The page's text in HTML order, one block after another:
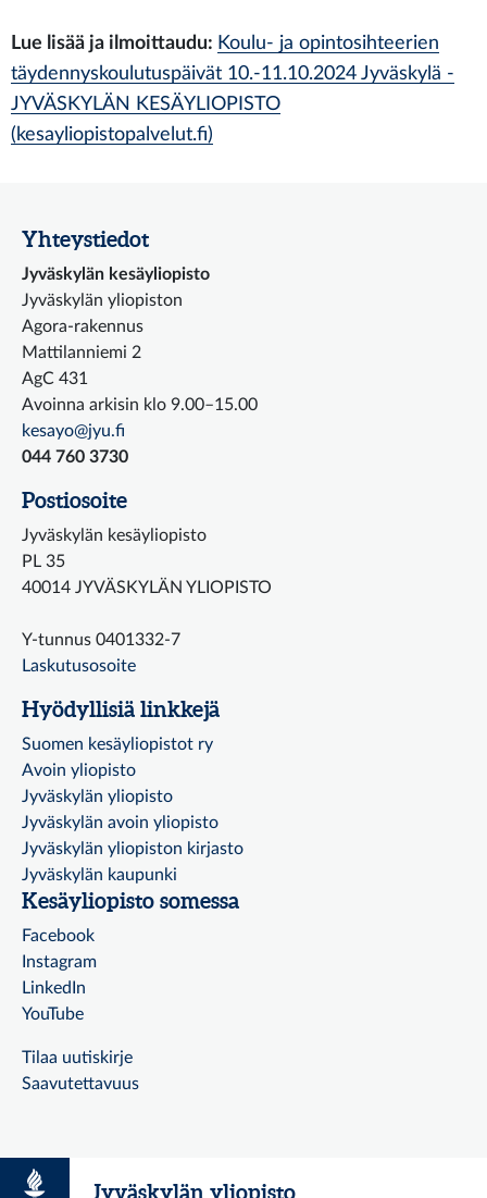
Lue lisää ja ilmoittaudu: Koulu- ja opintosihteerien
täydennyskoulutuspäivät 10.-11.10.2024 Jyväskylä -
JYVÄSKYLÄN KESÄYLIOPISTO
(kesayliopistopalvelut.fi)
Yhteystiedot
Jyväskylän kesäyliopisto
Jyväskylän yliopiston
Agora-rakennus
Mattilanniemi 2
AgC 431
Avoinna arkisin klo 9.00–15.00
kesayo@jyu.fi
044 760 3730
Postiosoite
Jyväskylän kesäyliopisto
PL 35
40014 JYVÄSKYLÄN YLIOPISTO
Y-tunnus 0401332-7
Laskutusosoite
Hyödyllisiä linkkejä
Suomen kesäyliopistot ry
Avoin yliopisto
Jyväskylän yliopisto
Jyväskylän avoin yliopisto
Jyväskylän yliopiston kirjasto
Jyväskylän kaupunki
Kesäyliopisto somessa
Facebook
Instagram
LinkedIn
YouTube
Tilaa uutiskirje
Saavutettavuus
Jyväskylän yliopisto